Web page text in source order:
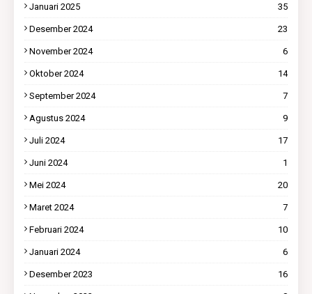
Januari 2025 35
Desember 2024 23
November 2024 6
Oktober 2024 14
September 2024 7
Agustus 2024 9
Juli 2024 17
Juni 2024 1
Mei 2024 20
Maret 2024 7
Februari 2024 10
Januari 2024 6
Desember 2023 16